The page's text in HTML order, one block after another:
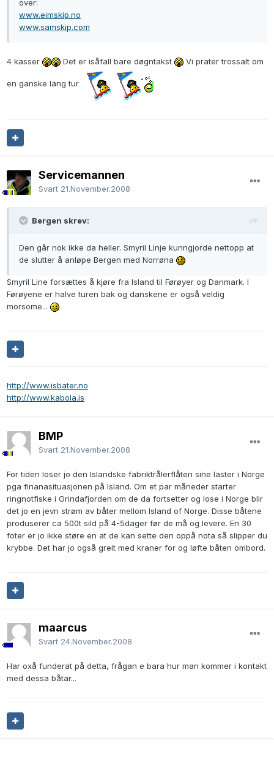
over:
www.eimskip.no
www.samskip.com
4 kasser Det er isåfall bare døgntakst Vi prater trossalt om
en ganske lang tur
Servicemannen
Svart 21.November.2008
Bergen skrev:
Den går nok ikke da heller. Smyril Linje kunngjorde nettopp at
de slutter å anløpe Bergen med Norrøna
Smyril Line forsættes å kjøre fra Island til Førøyer og Danmark. I
Førøyene er halve turen bak og danskene er også veldig
morsome...
http://www.isbater.no
http://www.kabola.is
BMP
Svart 21.November.2008
For tiden loser jo den Islandske fabriktrålerflåten sine laster i Norge
pga finanasituasjonen på Island. Om et par måneder starter
ringnotfiske i Grindafjorden om de da fortsetter og lose i Norge blir
det jo en jevn strøm av båter mellom Island of Norge. Disse båtene
produserer ca 500t sild på 4-5dager før de må og levere. En 30
foter er jo ikke støre en at de kan sette den oppå nota så slipper du
krybbe. Det har jo også greit med kraner for og løfte båten ombord.
maarcus
Svart 24.November.2008
Har oxå funderat på detta, frågan e bara hur man kommer i kontakt
med dessa båtar...